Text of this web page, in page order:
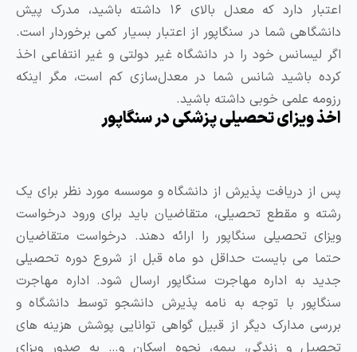
اعتبار دارد که معدل بالای ۱۶ داشته باشید، مدرک پیش
شما در سنگاپور از اعتبار بسیار کمی برخوردار است.
لیسانس خود را در دانشگاه غیر دولتی و غیر انتفاعی اخذ
باشید شانس شما در معدل‌سازی کم است، مگر اینکه
علمی خوبی داشته باشید.
ویزای تحصیلی پزشکی در سنگاپور
از دریافت پذیرش از دانشگاه و موسسه مورد نظر برای یک
و مقطع تحصیلی، متقاضیان باید برای ورود درخواست
تحصیلی سنگاپور را ارائه دهند. درخواست متقاضیان
می بایست حداقل دو ماه قبل از شروع دوره تحصیلی
به اداره مهاجرت سنگاپور ارسال شود. اداره مهاجرت
با توجه به نامه پذیرش دانشجو توسط دانشگاه و
مدارک دیگر از قبیل گواهی توانایی پوشش هزینه های
و زندگی، بیمه، نحوه اسکان و… به صدور ویزای